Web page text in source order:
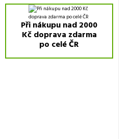
Při nákupu nad 2000
Kč doprava zdarma
po celé ČR